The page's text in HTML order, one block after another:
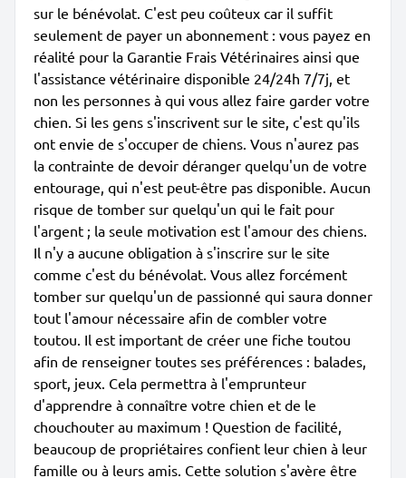
sur le bénévolat. C'est peu coûteux car il suffit
seulement de payer un abonnement : vous payez en
réalité pour la Garantie Frais Vétérinaires ainsi que
l'assistance vétérinaire disponible 24/24h 7/7j, et
non les personnes à qui vous allez faire garder votre
chien. Si les gens s'inscrivent sur le site, c'est qu'ils
ont envie de s'occuper de chiens. Vous n'aurez pas
la contrainte de devoir déranger quelqu'un de votre
entourage, qui n'est peut-être pas disponible. Aucun
risque de tomber sur quelqu'un qui le fait pour
l'argent ; la seule motivation est l'amour des chiens.
Il n'y a aucune obligation à s'inscrire sur le site
comme c'est du bénévolat. Vous allez forcément
tomber sur quelqu'un de passionné qui saura donner
tout l'amour nécessaire afin de combler votre
toutou. Il est important de créer une fiche toutou
afin de renseigner toutes ses préférences : balades,
sport, jeux. Cela permettra à l'emprunteur
d'apprendre à connaître votre chien et de le
chouchouter au maximum ! Question de facilité,
beaucoup de propriétaires confient leur chien à leur
famille ou à leurs amis. Cette solution s'avère être